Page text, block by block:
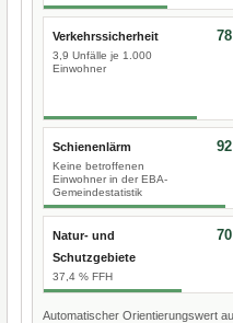
Verkehrssicherheit
3,9 Unfälle je 1.000
Einwohner
78
Schienenlärm
Keine betroffenen
Einwohner in der EBA-
Gemeindestatistik
92
Natur- und
Schutzgebiete
37,4 % FFH
70
Automatischer Orientierungswert